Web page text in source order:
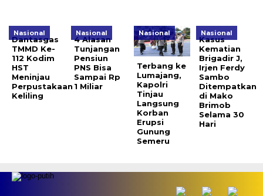
Nasional
Dantasgas
TMMD Ke-
112 Kodim
HST
Meninjau
Perpustakaan
Keliling
Nasional
4 Alasan
Tunjangan
Pensiun
PNS Bisa
Sampai Rp
1 Miliar
Nasional
Terbang ke
Lumajang,
Kapolri
Tinjau
Langsung
Korban
Erupsi
Gunung
Semeru
Nasional
Kasus
Kematian
Brigadir J,
Irjen Ferdy
Sambo
Ditempatkan
di Mako
Brimob
Selama 30
Hari